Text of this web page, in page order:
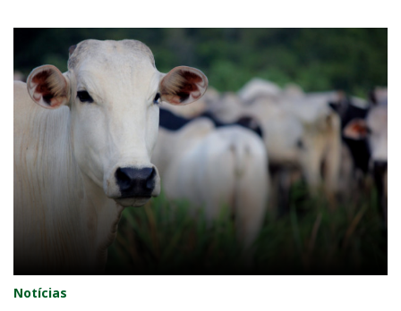
Notícias